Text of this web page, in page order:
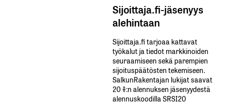
Sijoittaja.fi-jäsenyys
alehintaan
Sijoittaja.fi tarjoaa kattavat
työkalut ja tiedot markkinoiden
seuraamiseen sekä parempien
sijoituspäätösten tekemiseen.
SalkunRakentajan lukijat saavat
20 %:n alennuksen jäsenyydestä
alennuskoodilla SRSI20